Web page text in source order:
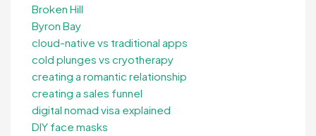
Broken Hill
Byron Bay
cloud-native vs traditional apps
cold plunges vs cryotherapy
creating a romantic relationship
creating a sales funnel
digital nomad visa explained
DIY face masks